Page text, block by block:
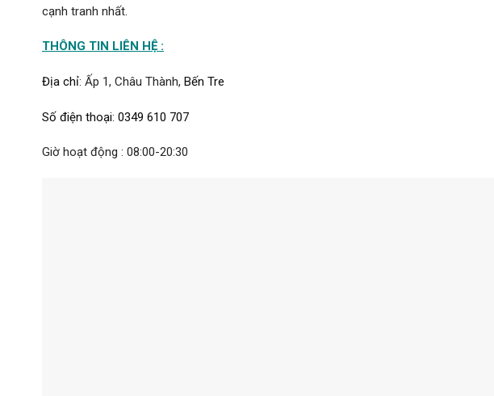
cạnh tranh nhất.
THÔNG TIN LIÊN HỆ :
Địa chỉ: Ấp 1, Châu Thành, Bến Tre
Số điện thoại: 0349 610 707
Giờ hoạt động : 08:00-20:30